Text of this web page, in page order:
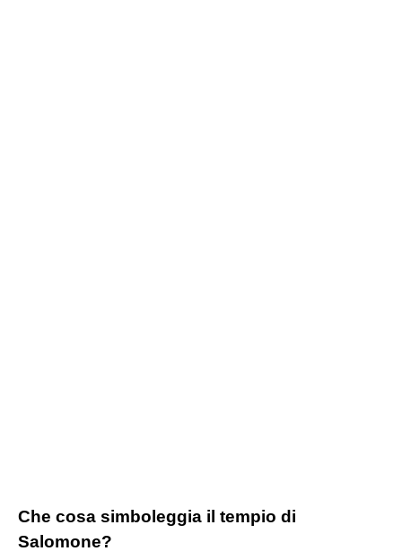
Che cosa simboleggia il tempio di
Salomone?